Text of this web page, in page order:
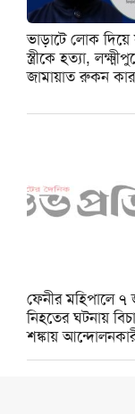
ভাড়াটে লোক দিয়ে
স্ত্রীকে হত্যা,
জামায়াত রুকন
ফেনীর মহিপালে
নিহতের ঘটনায়
শঙ্কায়